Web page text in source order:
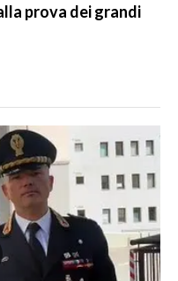
prova dei grandi